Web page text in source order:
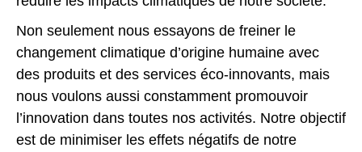
Non seulement nous essayons de freiner le
changement climatique d’origine humaine avec
des produits et des services éco-innovants, mais
nous voulons aussi constamment promouvoir
l’innovation dans toutes nos activités. Notre objectif
est de minimiser les effets négatifs de notre